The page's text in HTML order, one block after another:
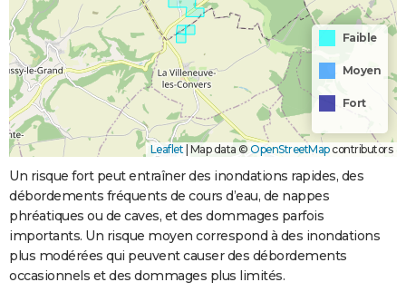
Faible
Moyen
Fort
Leaflet | Map data © OpenStreetMapcontributors
Un risque fort peut entraîner des inondations rapides, des
débordements fréquents de cours d’eau, de nappes
phréatiques ou de caves, et des dommages parfois
importants. Un risque moyen correspond à des inondations
plus modérées qui peuvent causer des débordements
occasionnels et des dommages plus limités.